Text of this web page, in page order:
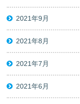
2021年9月
2021年8月
2021年7月
2021年6月